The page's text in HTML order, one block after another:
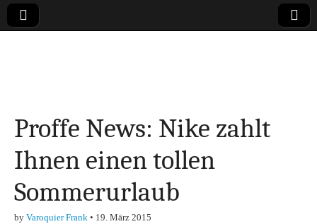
Finanzen,
Marketing-, Vertrieb-
& Investment-Tipps
Proffe News: Nike zahlt
Ihnen einen tollen
Sommerurlaub
by Varoquier Frank • 19. März 2015